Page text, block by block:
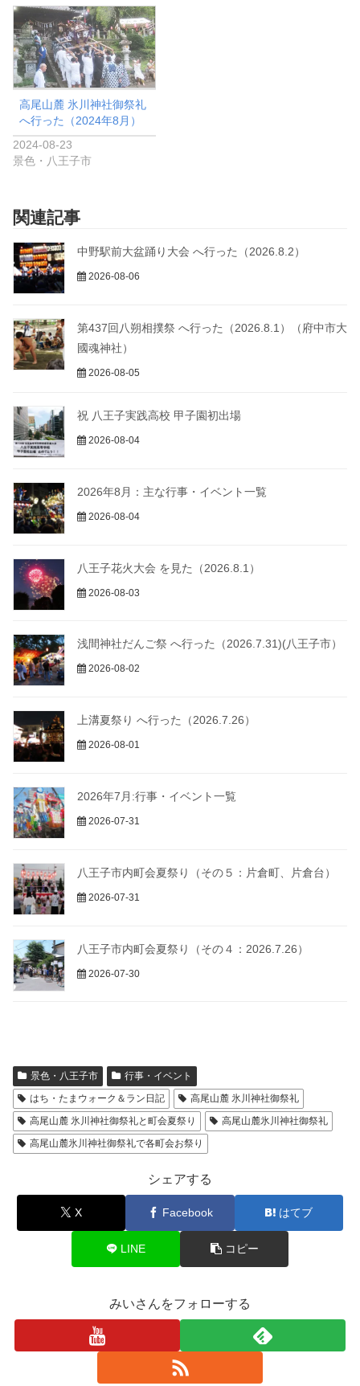
高尾山麓 氷川神社御祭礼
へ行った（2024年8月）
2024-08-23
景色・八王子市
関連記事
中野駅前大盆踊り大会 へ行った（2026.8.2）
2026-08-06
第437回八朔相撲祭 へ行った（2026.8.1）（府中市大
國魂神社）
2026-08-05
祝 八王子実践高校 甲子園初出場
2026-08-04
2026年8月：主な行事・イベント一覧
2026-08-04
八王子花火大会 を見た（2026.8.1）
2026-08-03
浅間神社だんご祭 へ行った（2026.7.31)(八王子市）
2026-08-02
上溝夏祭り へ行った（2026.7.26）
2026-08-01
2026年7月:行事・イベント一覧
2026-07-31
八王子市内町会夏祭り（その５：片倉町、片倉台）
2026-07-31
八王子市内町会夏祭り（その４：2026.7.26）
2026-07-30
景色・八王子市
行事・イベント
はち・たまウォーク＆ラン日記
高尾山麓 氷川神社御祭礼
高尾山麓 氷川神社御祭礼と町会夏祭り
高尾山麓氷川神社御祭礼
高尾山麓氷川神社御祭礼で各町会お祭り
シェアする
X Facebook はてブ
LINE コピー
みいさんをフォローする